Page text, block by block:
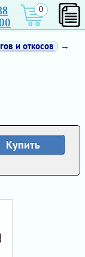
0
и откосов
→
Купить